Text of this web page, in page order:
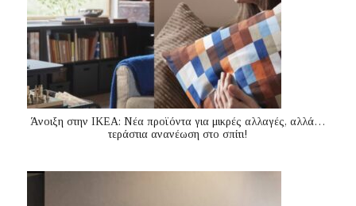
Άνοιξη στην ΙΚΕΑ: Νέα προϊόντα για μικρές αλλαγές, αλλά…
τεράστια ανανέωση στο σπίτι!